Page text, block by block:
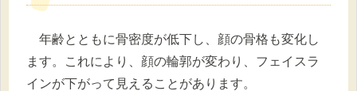
年齢とともに骨密度が低下し、顔の骨格も変化し
ます。これにより、顔の輪郭が変わり、フェイスラ
インが下がって見えることがあります。